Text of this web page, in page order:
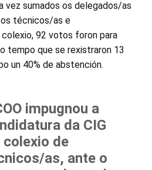
vez sumados os delegados/as
técnicos/as e
92 votos foron para
tempo que se rexistraron 13
un 40% de abstención.
impugnou a
da CIG
colexio de
as, ante o